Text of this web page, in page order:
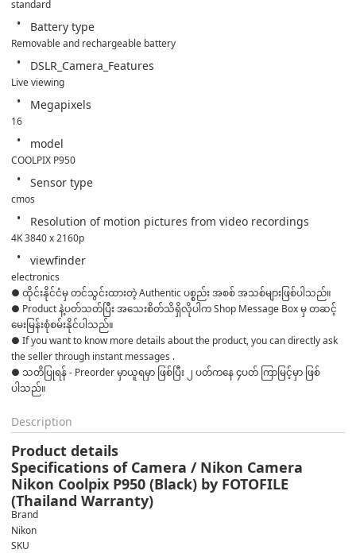
standard
Battery type
Removable and rechargeable battery
DSLR_Camera_Features
Live viewing
Megapixels
16
model
COOLPIX P950
Sensor type
cmos
Resolution of motion pictures from video recordings
4K 3840 x 2160p
viewfinder
electronics
● ထိုင်းနိုင်ငံမှ တင်သွင်းထားတဲ့ Authentic ပစ္စည်း အစစ် အသစ်များဖြစ်ပါသည်။
● Product နဲ့ပတ်သတ်ပြီး အသေးစိတ်သိရှိလိုပါက Shop Message Box မှ တဆင့်
မေးမြန်းစုံစမ်းနိုင်ပါသည်။
● If you want to know more details about the product, you can directly ask
the seller through instant messages .
● သတိပြုရန် - Preorder မှာယူရမှာ ဖြစ်ပြီး ၂ ပတ်ကနေ ၄ပတ် ကြာမြင့်မှာ ဖြစ်
ပါသည်။
Description
Product details
Specifications of Camera / Nikon Camera
Nikon Coolpix P950 (Black) by FOTOFILE
(Thailand Warranty)
Brand
Nikon
SKU